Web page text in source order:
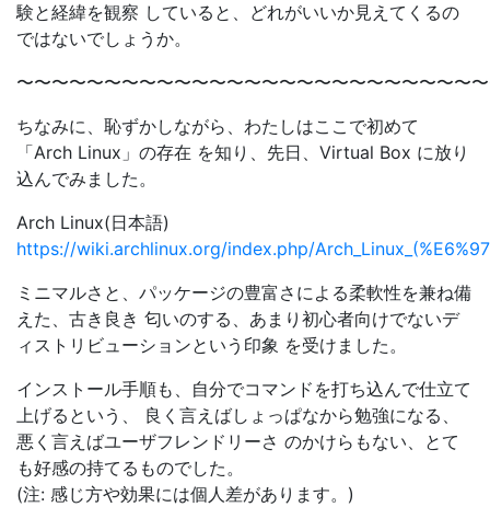
験と経緯を観察 していると、どれがいいか見えてくるの
ではないでしょうか。
〜〜〜〜〜〜〜〜〜〜〜〜〜〜〜〜〜〜〜〜〜〜〜〜〜〜
ちなみに、恥ずかしながら、わたしはここで初めて
「Arch Linux」の存在 を知り、先日、Virtual Box に放り
込んでみました。
Arch Linux(日本語)
https://wiki.archlinux.org/index.php/
ミニマルさと、パッケージの豊富さによる柔軟性を兼ね備
えた、古き良き 匂いのする、あまり初心者向けでないデ
ィストリビューションという印象 を受けました。
インストール手順も、自分でコマンドを打ち込んで仕立て
上げるという、 良く言えばしょっぱなから勉強になる、
悪く言えばユーザフレンドリーさ のかけらもない、とて
も好感の持てるものでした。
(注: 感じ方や効果には個人差があります。)